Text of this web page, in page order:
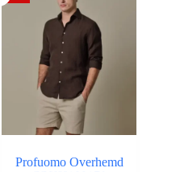
Profuomo Overhemd